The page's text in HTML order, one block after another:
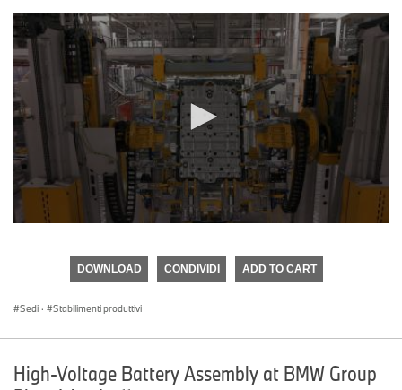
DOWNLOAD CONDIVIDI ADD TO CART
Sedi · Stabilimenti produttivi
High-Voltage Battery Assembly at BMW Group